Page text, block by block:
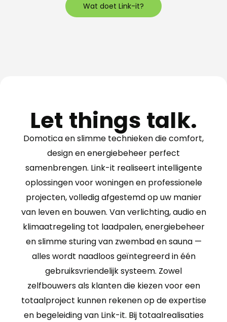
Wat doet Link-it?
Let things talk.
Domotica en slimme technieken die comfort,
design en energiebeheer perfect
samenbrengen. Link-it realiseert intelligente
oplossingen voor woningen en professionele
projecten, volledig afgestemd op uw manier
van leven en bouwen. Van verlichting, audio en
klimaatregeling tot laadpalen, energiebeheer
en slimme sturing van zwembad en sauna —
alles wordt naadloos geïntegreerd in één
gebruiksvriendelijk systeem. Zowel
zelfbouwers als klanten die kiezen voor een
totaalproject kunnen rekenen op de expertise
en begeleiding van Link-it. Bij totaalrealisaties